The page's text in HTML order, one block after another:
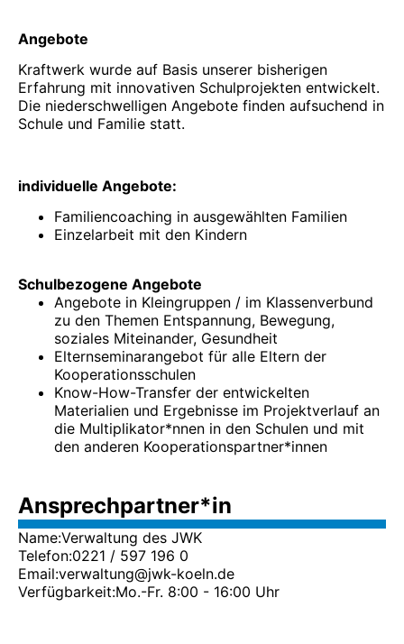
Angebote
Kraftwerk wurde auf Basis unserer bisherigen
Erfahrung mit innovativen Schulprojekten entwickelt.
Die niederschwelligen Angebote finden aufsuchend in
Schule und Familie statt.
individuelle Angebote:
Familiencoaching in ausgewählten Familien
Einzelarbeit mit den Kindern
Schulbezogene Angebote
Angebote in Kleingruppen / im Klassenverbund
zu den Themen Entspannung, Bewegung,
soziales Miteinander, Gesundheit
Elternseminarangebot für alle Eltern der
Kooperationsschulen
Know-How-Transfer der entwickelten
Materialien und Ergebnisse im Projektverlauf an
die Multiplikator*nnen in den Schulen und mit
den anderen Kooperationspartner*innen
Ansprechpartner*in
Name:Verwaltung des JWK
Telefon:0221 / 597 196 0
Email:verwaltung@jwk-koeln.de
Verfügbarkeit:Mo.-Fr. 8:00 - 16:00 Uhr